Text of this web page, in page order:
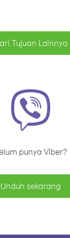
Tujuan Lainnya
punya Viber?
Unduh sekarang